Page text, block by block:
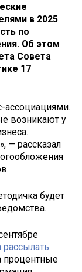
в 2025
по
Об этом
Совета
17
ассоциациями.
возникают у
— рассказал
будет
рассылать
процентные